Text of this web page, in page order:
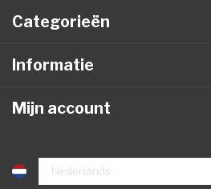
Categorieën
Informatie
Mijn account